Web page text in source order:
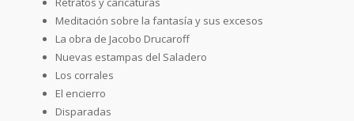
Meditación sobre la fantasía y sus excesos
La obra de Jacobo Drucaroff
Nuevas estampas del Saladero
Los corrales
El encierro
Disparadas